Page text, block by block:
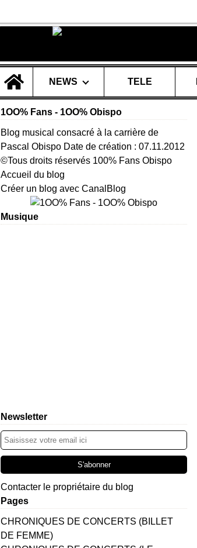
NEWS
TELE
1OO% Fans - 1OO% Obispo
Blog musical consacré à la carrière de
Pascal Obispo Date de création : 07.11.2012
©Tous droits réservés 100% Fans Obispo
Accueil du blog
Créer un blog avec CanalBlog
Musique
Newsletter
Contacter le propriétaire du blog
Pages
CHRONIQUES DE CONCERTS (BILLET
DE FEMME)